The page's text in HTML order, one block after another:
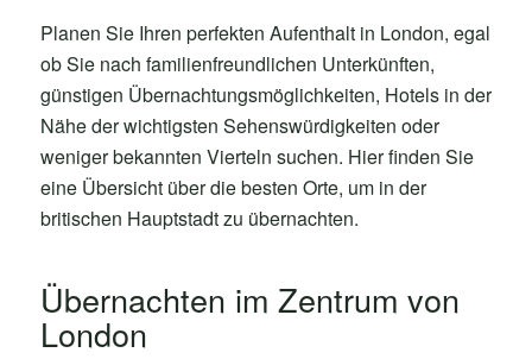
Planen Sie Ihren perfekten Aufenthalt in London, egal
ob Sie nach familienfreundlichen Unterkünften,
günstigen Übernachtungsmöglichkeiten, Hotels in der
Nähe der wichtigsten Sehenswürdigkeiten oder
weniger bekannten Vierteln suchen. Hier finden Sie
eine Übersicht über die besten Orte, um in der
britischen Hauptstadt zu übernachten.
Übernachten im Zentrum von
London